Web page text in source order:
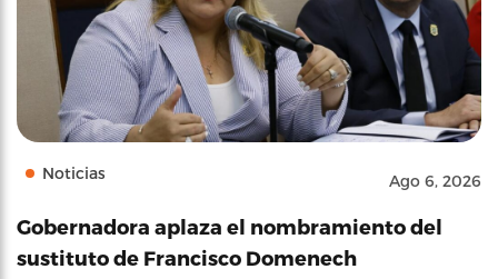
Noticias Ago 6, 2026
Gobernadora aplaza el nombramiento del
sustituto de Francisco Domenech